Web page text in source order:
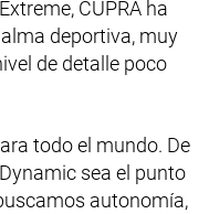
CUPRA ha
deportiva, muy
de detalle poco
todo el mundo. De
sea el punto
autonomía,